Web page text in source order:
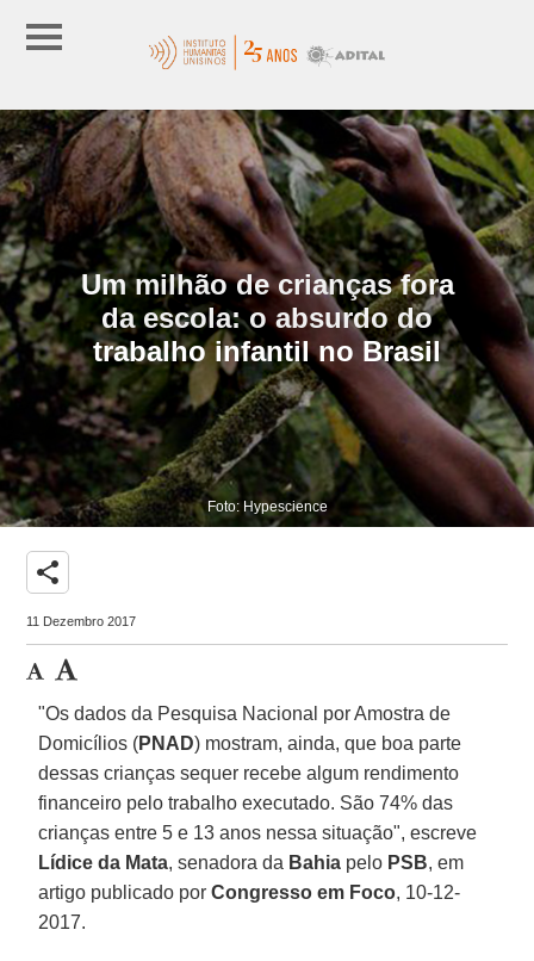
Um milhão de crianças fora
da escola: o absurdo do
trabalho infantil no Brasil
Foto: Hypescience
share
11 Dezembro 2017
"Os dados da Pesquisa Nacional por Amostra de
Domicílios (PNAD) mostram, ainda, que boa parte
dessas crianças sequer recebe algum rendimento
financeiro pelo trabalho executado. São 74% das
crianças entre 5 e 13 anos nessa situação", escreve
Lídice da Mata, senadora da Bahia pelo PSB, em
artigo publicado porCongresso em Foco, 10-12-
2017.